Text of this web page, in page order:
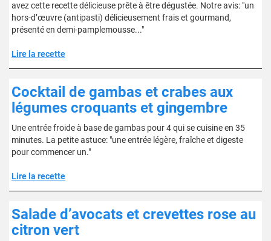
avez cette recette délicieuse prête à être dégustée. Notre avis: "un
hors-d’œuvre (antipasti) délicieusement frais et gourmand,
présenté en demi-pamplemousse..."
Lire la recette
Cocktail de gambas et crabes aux
légumes croquants et gingembre
Une entrée froide à base de gambas pour 4 qui se cuisine en 35
minutes. La petite astuce: "une entrée légère, fraîche et digeste
pour commencer un."
Lire la recette
Salade d’avocats et crevettes rose au
citron vert